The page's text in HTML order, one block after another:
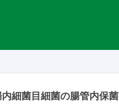
細菌目細菌の腸管内保